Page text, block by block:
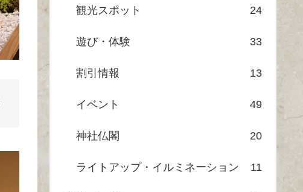
観光スポット 24
遊び・体験 33
割引情報 13
イベント 49
神社仏閣 20
ライトアップ・イルミネーション 11